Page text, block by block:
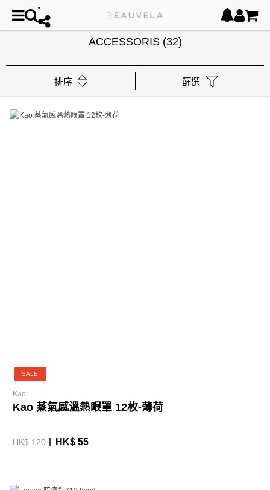
ACCESSORIS (32)
排序 篩選
SALE
Kao
Kao 蒸氣感溫熱眼罩 12枚-薄荷
HK$ 120 HK$ 55